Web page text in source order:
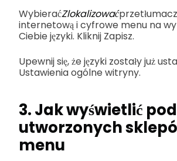
WybieraćZlokalizować
internetową i cyfrowe menu na
Ciebie języki. Kliknij Zapisz.
Upewnij się, że języki zostały już
Ustawienia ogólne witryny.
3. Jak wyświetlić
utworzonych
menu